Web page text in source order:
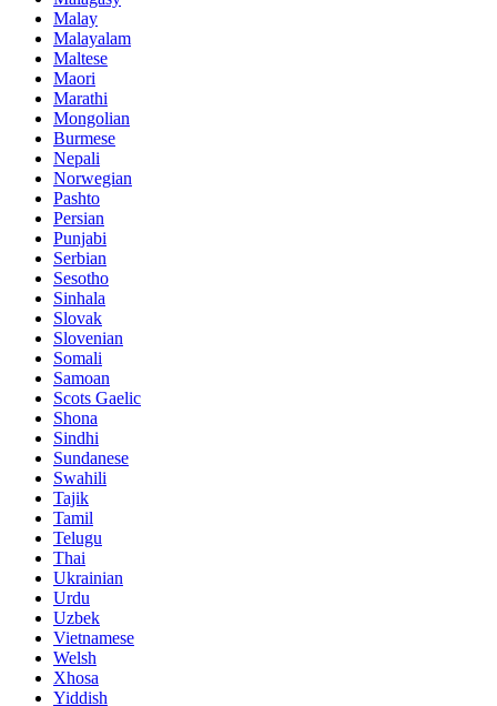
Malay
Malayalam
Maltese
Maori
Marathi
Mongolian
Burmese
Nepali
Norwegian
Pashto
Persian
Punjabi
Serbian
Sesotho
Sinhala
Slovak
Slovenian
Somali
Samoan
Scots Gaelic
Shona
Sindhi
Sundanese
Swahili
Tajik
Tamil
Telugu
Thai
Ukrainian
Urdu
Uzbek
Vietnamese
Welsh
Xhosa
Yiddish